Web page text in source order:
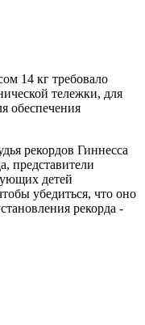
14 кг требовало
тележки, для
обеспечения
рекордов Гиннесса
представители
детей
убедиться, что оно
рекорда -